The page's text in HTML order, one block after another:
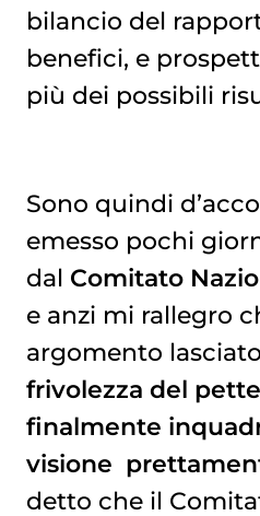
bilancio del
benefici, e
più dei possibili
Sono quindi
emesso pochi
dal Comitato
e anzi mi rallegro
argomento
frivolezza del
finalmente
visione
detto che il